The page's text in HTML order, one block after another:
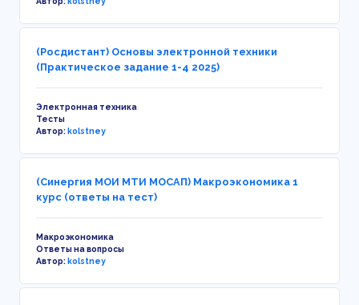
(Росдистант) Основы электронной техники
(Практическое задание 1-4 2025)
Электронная техника
Тесты
Автор:kolstney
(Синергия МОИ МТИ МОСАП) Макроэкономика 1
курс (ответы на тест)
Макроэкономика
Ответы на вопросы
Автор:kolstney